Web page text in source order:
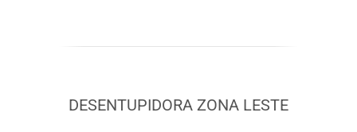
DESENTUPIDORA ZONA LESTE